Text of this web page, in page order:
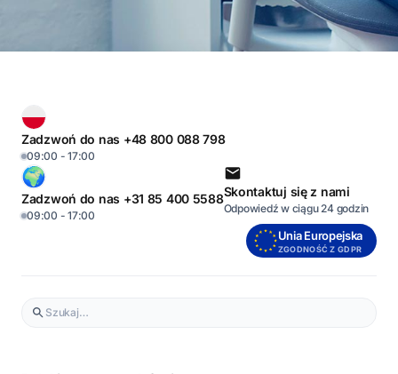
Zadzwoń do nas +48 800 088 798
09:00 - 17:00
Zadzwoń do nas +31 85 400 5588
09:00 - 17:00
Skontaktuj się z nami
Odpowiedź w ciągu 24 godzin
Unia Europejska
ZGODNOŚĆ Z GDPR